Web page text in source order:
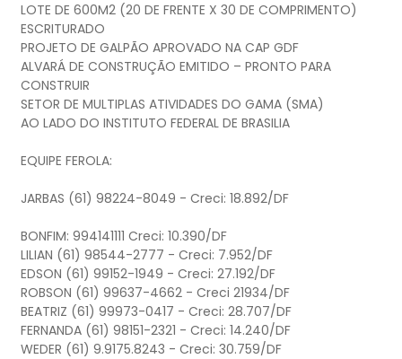
LOTE DE 600M2 (20 DE FRENTE X 30 DE COMPRIMENTO)
ESCRITURADO
PROJETO DE GALPÃO APROVADO NA CAP GDF
ALVARÁ DE CONSTRUÇÃO EMITIDO – PRONTO PARA
CONSTRUIR
SETOR DE MULTIPLAS ATIVIDADES DO GAMA (SMA)
AO LADO DO INSTITUTO FEDERAL DE BRASILIA
EQUIPE FEROLA:
JARBAS (61) 98224-8049 - Creci: 18.892/DF
BONFIM: 994141111 Creci: 10.390/DF
LILIAN (61) 98544-2777 - Creci: 7.952/DF
EDSON (61) 99152-1949 - Creci: 27.192/DF
ROBSON (61) 99637-4662 - Creci 21934/DF
BEATRIZ (61) 99973-0417 - Creci: 28.707/DF
FERNANDA (61) 98151-2321 - Creci: 14.240/DF
WEDER (61) 9.9175.8243 - Creci: 30.759/DF